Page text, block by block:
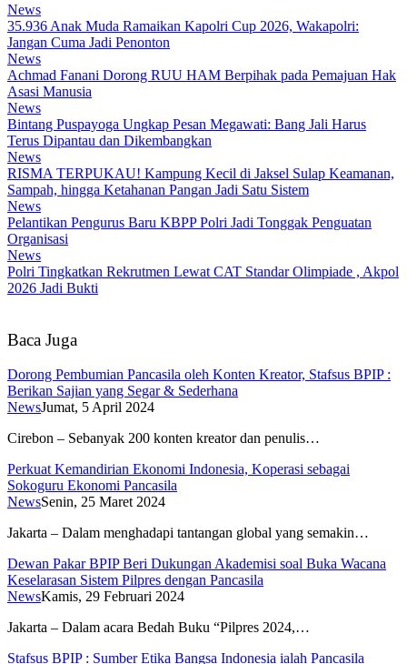
News
35.936 Anak Muda Ramaikan Kapolri Cup 2026, Wakapolri:
Jangan Cuma Jadi Penonton
News
Achmad Fanani Dorong RUU HAM Berpihak pada Pemajuan Hak
Asasi Manusia
News
Bintang Puspayoga Ungkap Pesan Megawati: Bang Jali Harus
Terus Dipantau dan Dikembangkan
News
RISMA TERPUKAU! Kampung Kecil di Jaksel Sulap Keamanan,
Sampah, hingga Ketahanan Pangan Jadi Satu Sistem
News
Pelantikan Pengurus Baru KBPP Polri Jadi Tonggak Penguatan
Organisasi
News
Polri Tingkatkan Rekrutmen Lewat CAT Standar Olimpiade , Akpol
2026 Jadi Bukti
Baca Juga
Dorong Pembumian Pancasila oleh Konten Kreator, Stafsus BPIP :
Berikan Sajian yang Segar & Sederhana
NewsJumat, 5 April 2024
Cirebon – Sebanyak 200 konten kreator dan penulis…
Perkuat Kemandirian Ekonomi Indonesia, Koperasi sebagai
Sokoguru Ekonomi Pancasila
NewsSenin, 25 Maret 2024
Jakarta – Dalam menghadapi tantangan global yang semakin…
Dewan Pakar BPIP Beri Dukungan Akademisi soal Buka Wacana
Keselarasan Sistem Pilpres dengan Pancasila
NewsKamis, 29 Februari 2024
Jakarta – Dalam acara Bedah Buku “Pilpres 2024,…
Stafsus BPIP : Sumber Etika Bangsa Indonesia ialah Pancasila